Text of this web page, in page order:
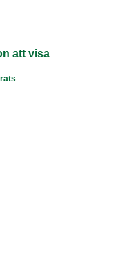
att visa